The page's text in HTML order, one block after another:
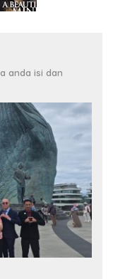
anda isi dan